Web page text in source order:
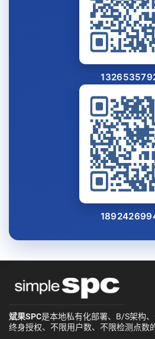
斌果SPC是本地私有化部署、B/S架构
终身授权、不限用户数、不限检测点数